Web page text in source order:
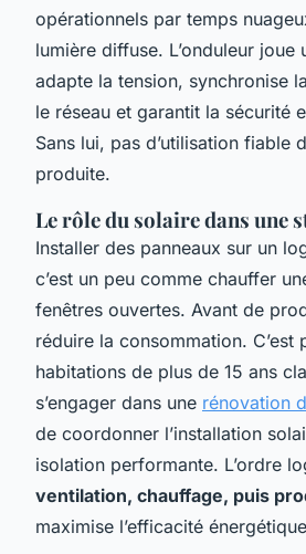
opérationnels par temps
lumière diffuse. L’onduleur joue
adapte la tension, synchronise
le réseau et garantit la sécurité
Sans lui, pas d’utilisation fiable
produite.
Le rôle du solaire dans une
Installer des panneaux sur un
c’est un peu comme chauffer
fenêtres ouvertes. Avant de
réduire la consommation.
habitations de plus de 15 ans
s’engager dans une rénovation
de coordonner l’installation
isolation performante. L’ordre
ventilation, chauffage, puis
maximise l’efficacité